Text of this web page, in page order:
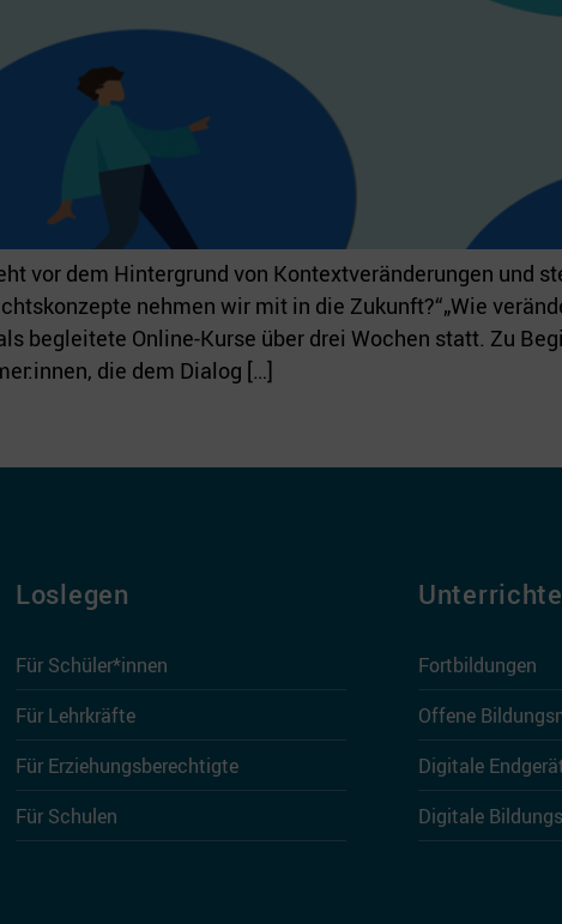
vor dem Hintergrund von Kontextveränderungen und
nehmen wir mit in die Zukunft?“„Wie
begleitete Online-Kurse über drei Wochen statt. Zu
die dem Dialog […]
Loslegen
Für Schüler*innen
Für Lehrkräfte
Für Erziehungsberechtigte
Für Schulen
Fortbildungen
Offene
Digitale
Digitale